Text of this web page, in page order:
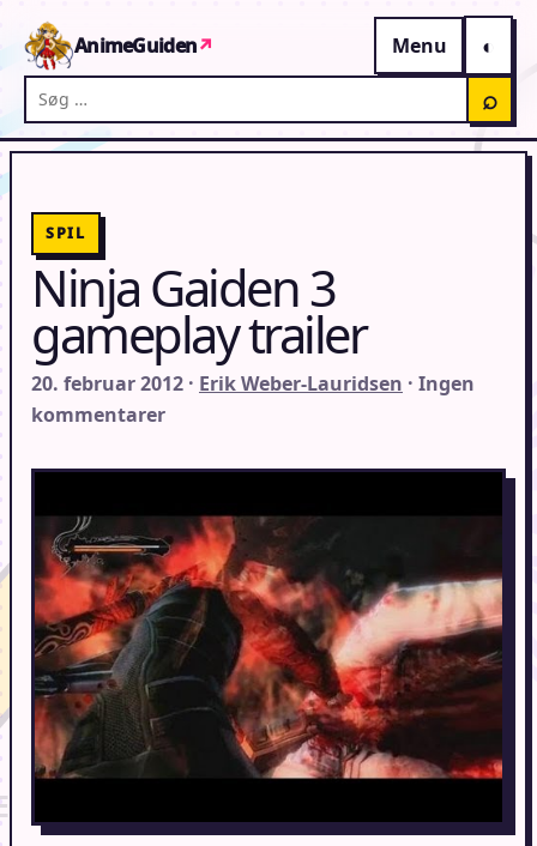
AnimeGuiden↗
Menu
Søg på AnimeGuiden
⌕
SPIL
Ninja Gaiden 3
gameplay trailer
20. februar 2012 · Erik Weber-Lauridsen · Ingen
kommentarer